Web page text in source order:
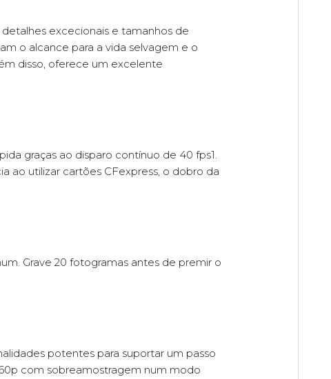
excecionais e tamanhos de
o alcance para a vida selvagem e o
disso, oferece um excelente
graças ao disparo contínuo de 40 fps1.
ao utilizar cartões CFexpress, o dobro da
Grave 20 fotogramas antes de premir o
potentes para suportar um passo
com sobreamostragem num modo